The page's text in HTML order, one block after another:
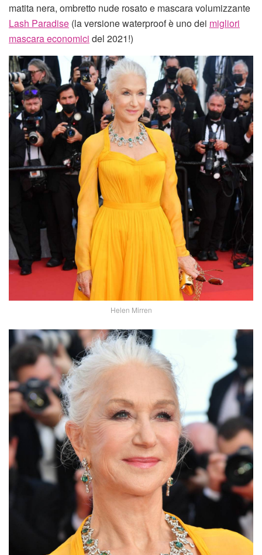
matita nera, ombretto nude rosato e mascara volumizzante
Lash Paradise (la versione waterproof è uno dei migliori
mascara economici del 2021!)
Helen Mirren